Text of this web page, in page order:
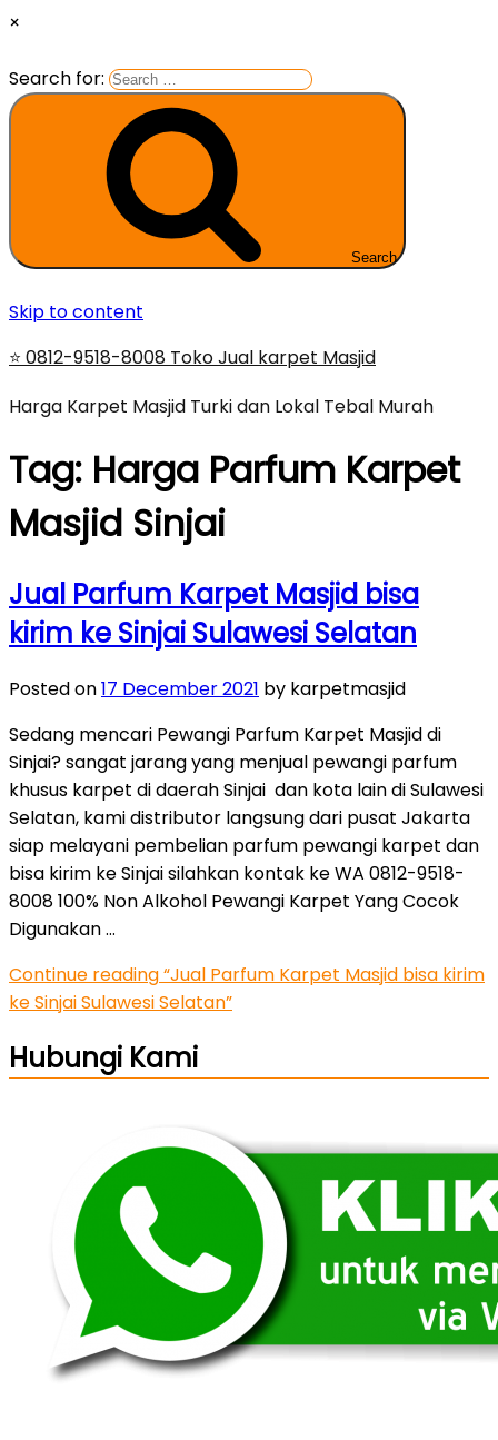
×
Search for:
Search
Skip to content
⭐ 0812-9518-8008 Toko Jual karpet Masjid
Harga Karpet Masjid Turki dan Lokal Tebal Murah
Tag: Harga Parfum Karpet
Masjid Sinjai
Jual Parfum Karpet Masjid bisa
kirim ke Sinjai Sulawesi Selatan
Posted on17 December 2021 by karpetmasjid
Sedang mencari Pewangi Parfum Karpet Masjid di
Sinjai? sangat jarang yang menjual pewangi parfum
khusus karpet di daerah Sinjai dan kota lain di Sulawesi
Selatan, kami distributor langsung dari pusat Jakarta
siap melayani pembelian parfum pewangi karpet dan
bisa kirim ke Sinjai silahkan kontak ke WA 0812-9518-
8008 100% Non Alkohol Pewangi Karpet Yang Cocok
Digunakan …
Continue reading“Jual Parfum Karpet Masjid bisa kirim
ke Sinjai Sulawesi Selatan”
Hubungi Kami